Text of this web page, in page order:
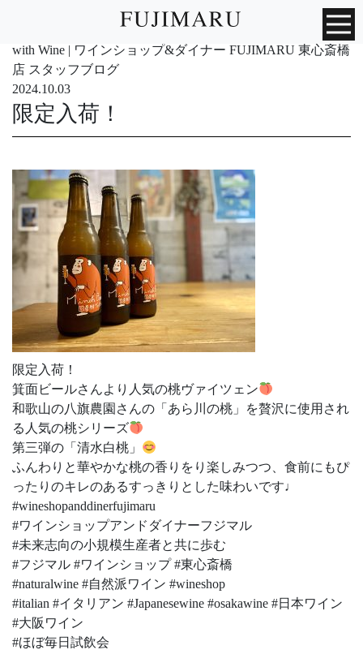
with Wine | ワインショップ&ダイナー FUJIMARU 東心斎橋
店 スタッフブログ
2024.10.03
限定入荷！
限定入荷！
箕面ビールさんより人気の桃ヴァイツェン
和歌山の八旗農園さんの「あら川の桃」を贅沢に使用され
る人気の桃シリーズ
第三弾の「清水白桃」
ふんわりと華やかな桃の香りをり楽しみつつ、食前にもぴ
ったりのキレのあるすっきりとした味わいです♩
#wineshopanddinerfujimaru
#ワインショップアンドダイナーフジマル
#未来志向の小規模生産者と共に歩む
#フジマル #ワインショップ #東心斎橋
#naturalwine #自然派ワイン #wineshop
#italian #イタリアン #Japanesewine #osakawine #日本ワイン
#大阪ワイン
#ほぼ毎日試飲会